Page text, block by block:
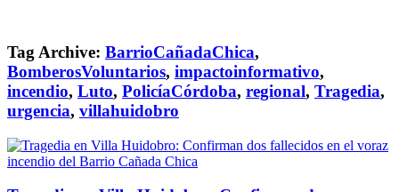
Tag Archive: BarrioCañadaChica,
BomberosVoluntarios, impactoinformativo,
incendio, Luto, PolicíaCórdoba, regional, Tragedia,
urgencia, villahuidobro